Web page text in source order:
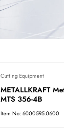
Cutting Equipment
METALLKRAFT
MTS 356-4B
Item No: 6000595.0600